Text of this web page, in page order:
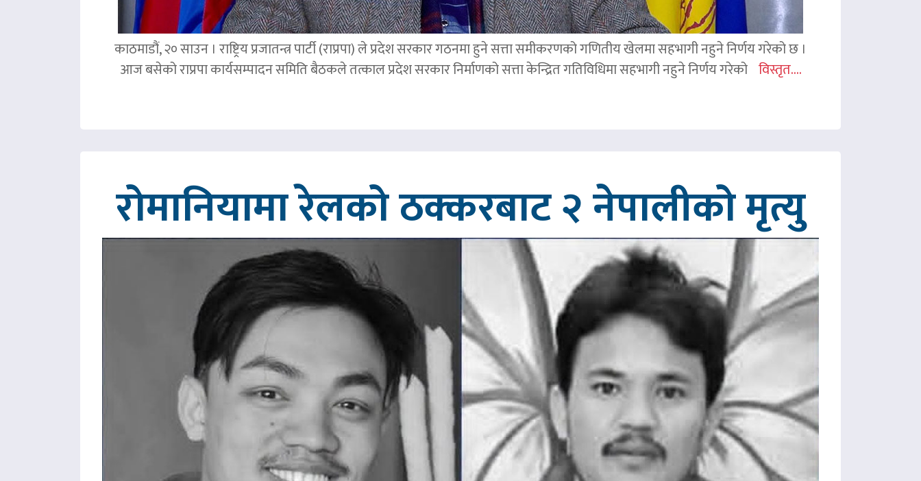
काठमाडौं, २० साउन । राष्ट्रिय प्रजातन्त्र पार्टी (राप्रपा) ले प्रदेश सरकार गठनमा हुने सत्ता समीकरणको गणितीय खेलमा सहभागी नहुने निर्णय गरेको छ ।
आज बसेको राप्रपा कार्यसम्पादन समिति बैठकले तत्काल प्रदेश सरकार निर्माणको सत्ता केन्द्रित गतिविधिमा सहभागी नहुने निर्णय गरेको विस्तृत....
रोमानियामा रेलको ठक्करबाट २ नेपालीको मृत्यु